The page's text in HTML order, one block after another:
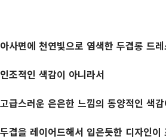
아사면에 천연빛으로 염색한 두겹롱 드
인조적인 색감이 아니라서
고급스러운 은은한 느낌의 동양적인 색
두겹을 레이어드해서 입은듯한 디자인이